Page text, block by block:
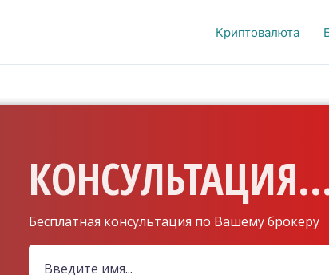
Криптовалюта
Бесплатная консультация по Вашему брокеру